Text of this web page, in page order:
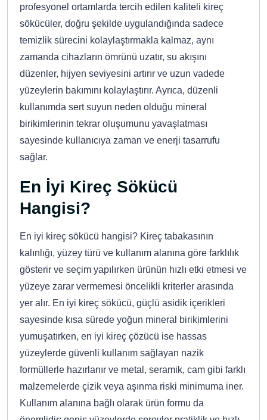
profesyonel ortamlarda tercih edilen kaliteli kireç
sökücüler, doğru şekilde uygulandığında sadece
temizlik sürecini kolaylaştırmakla kalmaz, aynı
zamanda cihazların ömrünü uzatır, su akışını
düzenler, hijyen seviyesini artırır ve uzun vadede
yüzeylerin bakımını kolaylaştırır. Ayrıca, düzenli
kullanımda sert suyun neden olduğu mineral
birikimlerinin tekrar oluşumunu yavaşlatması
sayesinde kullanıcıya zaman ve enerji tasarrufu
sağlar.
En İyi Kireç Sökücü
Hangisi?
En iyi kireç sökücü hangisi? Kireç tabakasının
kalınlığı, yüzey türü ve kullanım alanına göre farklılık
gösterir ve seçim yapılırken ürünün hızlı etki etmesi ve
yüzeye zarar vermemesi öncelikli kriterler arasında
yer alır. En iyi kireç sökücü, güçlü asidik içerikleri
sayesinde kısa sürede yoğun mineral birikimlerini
yumuşatırken, en iyi kireç çözücü ise hassas
yüzeylerde güvenli kullanım sağlayan nazik
formüllerle hazırlanır ve metal, seramik, cam gibi farklı
malzemelerde çizik veya aşınma riski minimuma iner.
Kullanım alanına bağlı olarak ürün formu da